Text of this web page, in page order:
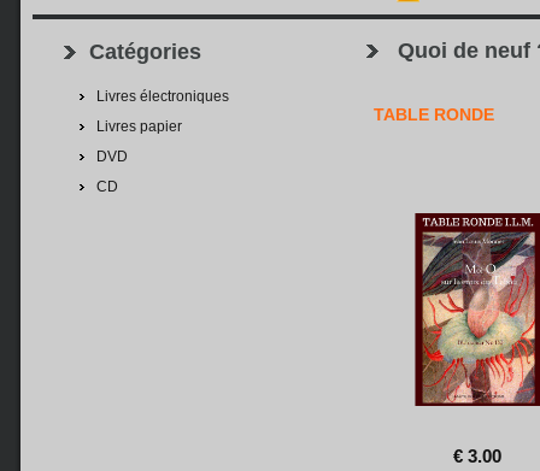
Catégories
Livres électroniques
Livres papier
DVD
CD
Quoi de neuf
TABLE RONDE
€ 3.00